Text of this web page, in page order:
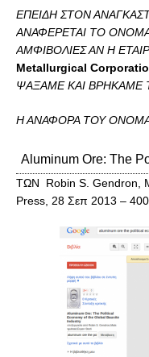
ΕΠΕΙΔΗ ΣΤΟΝ
ΑΝΑΦΕΡΕΤΑΙ ΤΟ
ΑΜΦΙΒΟΛΙΕΣ ΑΝ Η
Metallurgical
ΨΑΞΑΜΕ ΚΑΙ
Η ΑΝΑΦΟΡΑ ΤΟΥ
Aluminum Ore: The
ΤΩΝ Robin S. Gendron
Press 28 Σεπ 2013 – 400